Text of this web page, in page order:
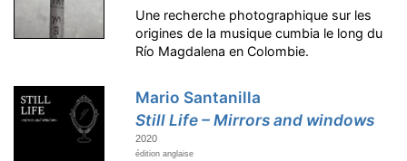
Une recherche photographique sur les
origines de la musique cumbia le long du
Río Magdalena en Colombie.
Mario Santanilla
Still Life – Mirrors and windows
2020
édition anglaise